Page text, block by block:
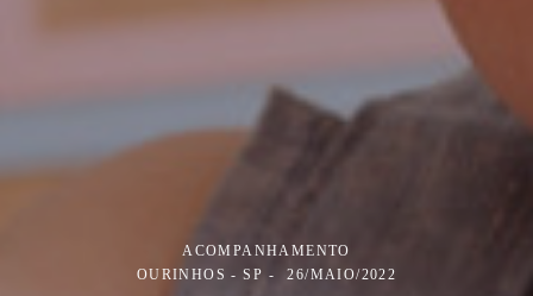
ACOMPANHAMENTO
OURINHOS - SP
26/MAIO/2022